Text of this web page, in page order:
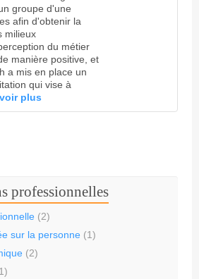
groupe d'une
afin d'obtenir la
milieux
du métier
manière positive, et
a mis en place un
qui vise à
plus
professionnelles
(2)
sur la personne (1)
(2)